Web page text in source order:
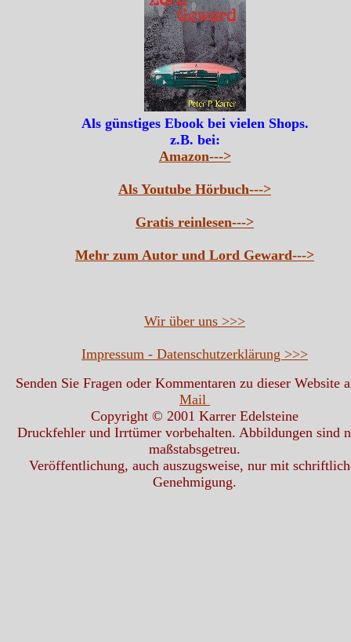
Als günstiges Ebook bei vielen Shops.
z.B. bei:
Amazon--->
Als Youtube Hörbuch--->
Gratis reinlesen--->
Mehr zum Autor und Lord Geward--->
Wir über uns >>>
Impressum - Datenschutzerklärung >>>
Senden Sie Fragen oder Kommentaren zu dieser Website
Mail
Copyright © 2001 Karrer Edelsteine
Druckfehler und Irrtümer vorbehalten. Abbildungen sind
maßstabsgetreu.
Veröffentlichung, auch auszugsweise, nur mit
Genehmigung.